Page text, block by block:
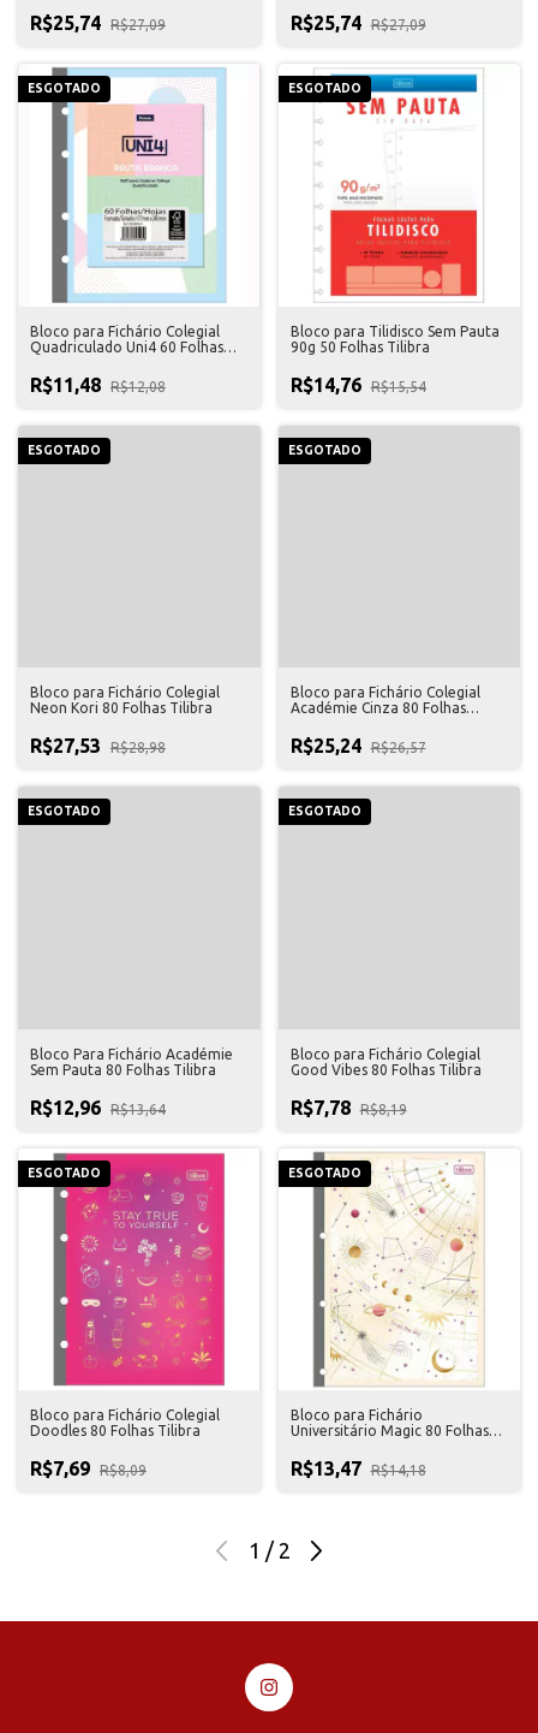
R$25,74 R$27,09 R$25,74 R$27,09
ESGOTADO
Bloco para Fichário Colegial
Quadriculado Uni4 60 Folhas
R$11,48 R$12,08
ESGOTADO
Bloco para Tilidisco Sem Pauta
90g 50 Folhas Tilibra
R$14,76 R$15,54
ESGOTADO
Bloco para Fichário Colegial
Neon Kori 80 Folhas Tilibra
R$27,53 R$28,98
ESGOTADO
Bloco para Fichário Colegial
Académie Cinza 80 Folhas
R$25,24 R$26,57
ESGOTADO
Bloco Para Fichário Académie
Sem Pauta 80 Folhas Tilibra
R$12,96 R$13,64
ESGOTADO
Bloco para Fichário Colegial
Good Vibes 80 Folhas Tilibra
R$7,78 R$8,19
ESGOTADO
Bloco para Fichário Colegial
Doodles 80 Folhas Tilibra
R$7,69 R$8,09
ESGOTADO
Bloco para Fichário
Universitário Magic 80 Folhas
R$13,47 R$14,18
1 / 2